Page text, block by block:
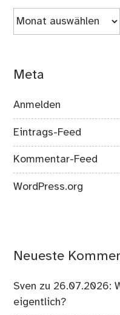
Archiv
Meta
Anmelden
Eintrags-Feed
Kommentar-Feed
WordPress.org
Neueste
Sven zu 26.07.2026:
eigentlich?